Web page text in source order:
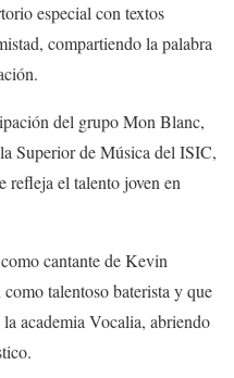
especial con textos
compartiendo la palabra
del grupo Mon Blanc,
Superior de Música del ISIC,
refleja el talento joven en
cantante de Kevin
talentoso baterista y que
academia Vocalia, abriendo